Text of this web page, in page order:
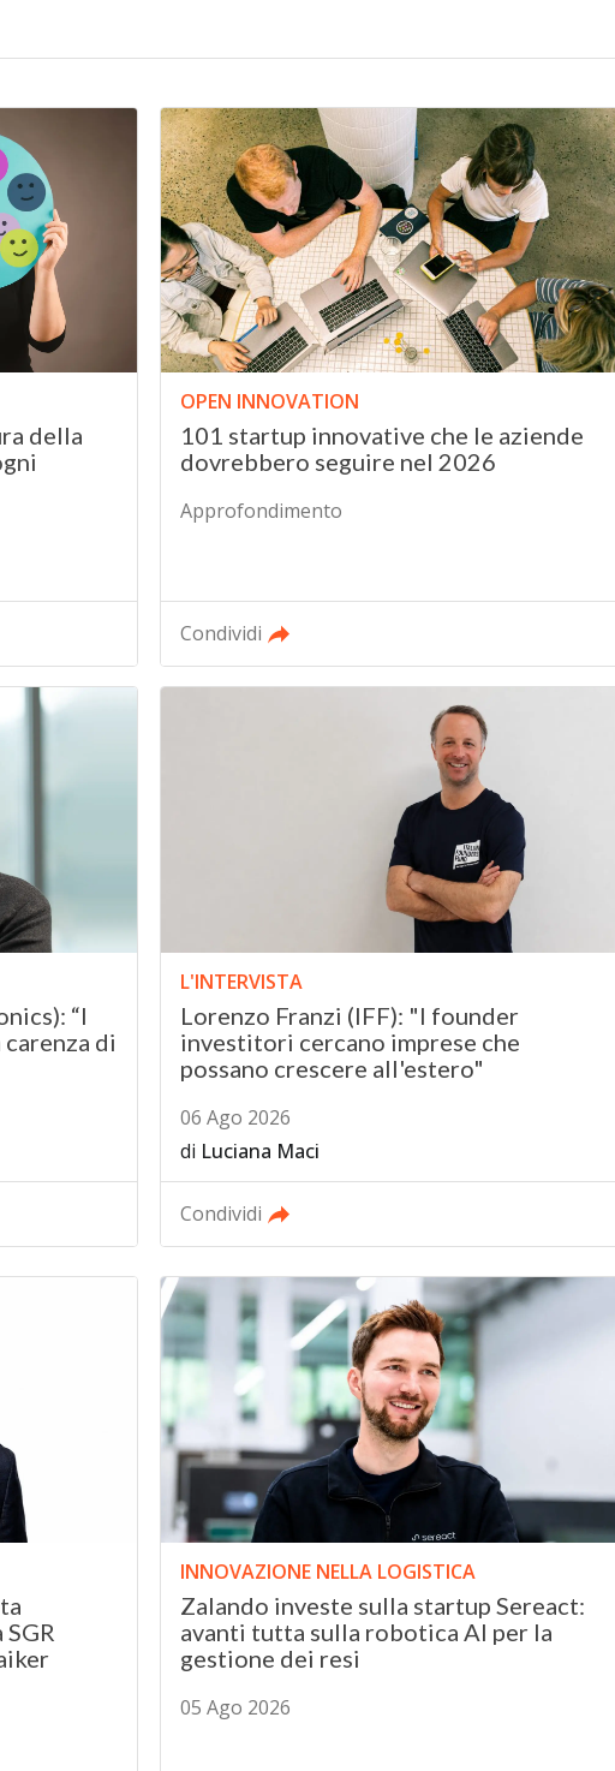
della
OPEN INNOVATION
101 startup innovative che le aziende
dovrebbero seguire nel 2026
Approfondimento
Condividi
“I
di
L'INTERVISTA
Lorenzo Franzi (IFF): "I founder
investitori cercano imprese che
possano crescere all'estero"
06 Ago 2026
di Luciana Maci
Condividi
INNOVAZIONE NELLA LOGISTICA
Zalando investe sulla startup Sereact:
avanti tutta sulla robotica AI per la
gestione dei resi
05 Ago 2026